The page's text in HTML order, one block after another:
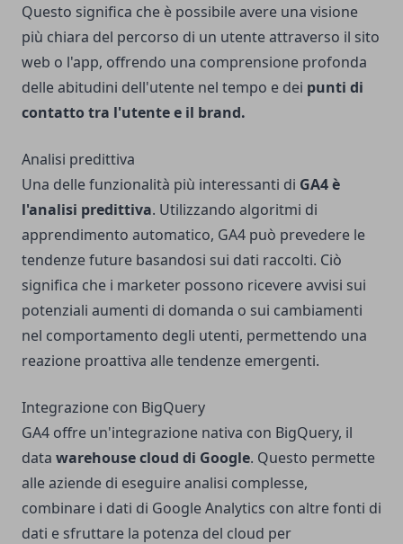
Questo significa che è possibile avere una visione
più chiara del percorso di un utente attraverso il sito
web o l'app, offrendo una comprensione profonda
delle abitudini dell'utente nel tempo e dei punti di
contatto tra l'utente e il brand.
Analisi predittiva
Una delle funzionalità più interessanti di GA4 è
l'analisi predittiva. Utilizzando algoritmi di
apprendimento automatico, GA4 può prevedere le
tendenze future basandosi sui dati raccolti. Ciò
significa che i marketer possono ricevere avvisi sui
potenziali aumenti di domanda o sui cambiamenti
nel comportamento degli utenti, permettendo una
reazione proattiva alle tendenze emergenti.
Integrazione con BigQuery
GA4 offre un'integrazione nativa con BigQuery, il
data warehouse cloud di Google. Questo permette
alle aziende di eseguire analisi complesse,
combinare i dati di Google Analytics con altre fonti di
dati e sfruttare la potenza del cloud per